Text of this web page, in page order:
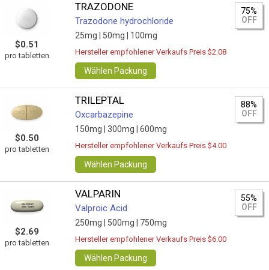
$0.51
pro tabletten
TRAZODONE
Trazodone hydrochloride
25mg | 50mg | 100mg
75%
OFF
Hersteller empfohlener Verkaufs Preis $2.08
Wählen Packung
$0.50
pro tabletten
TRILEPTAL
Oxcarbazepine
150mg | 300mg | 600mg
88%
OFF
Hersteller empfohlener Verkaufs Preis $4.00
Wählen Packung
$2.69
pro tabletten
VALPARIN
Valproic Acid
250mg | 500mg | 750mg
55%
OFF
Hersteller empfohlener Verkaufs Preis $6.00
Wählen Packung